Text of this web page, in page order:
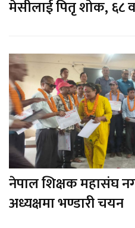
मेसीलाई पितृ शोक, ६८
नेपाल शिक्षक महासंघ
अध्यक्षमा भण्डारी चयन